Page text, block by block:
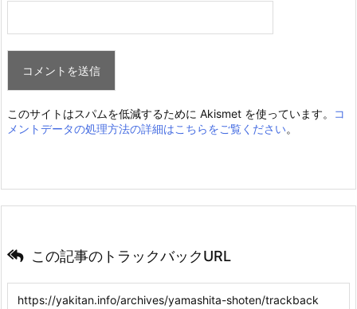
このサイトはスパムを低減するために Akismet を使っています。
コ
メントデータの処理方法の詳細はこちらをご覧ください。
この記事のトラックバックURL